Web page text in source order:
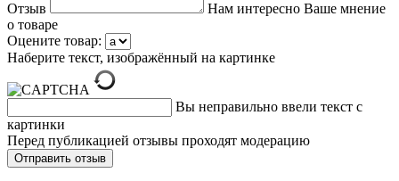
Отзыв
Нам интересно Ваше мнение
о товаре
Оцените товар:
Наберите текст, изображённый на картинке
Вы неправильно ввели текст с
картинки
Перед публикацией отзывы проходят модерацию